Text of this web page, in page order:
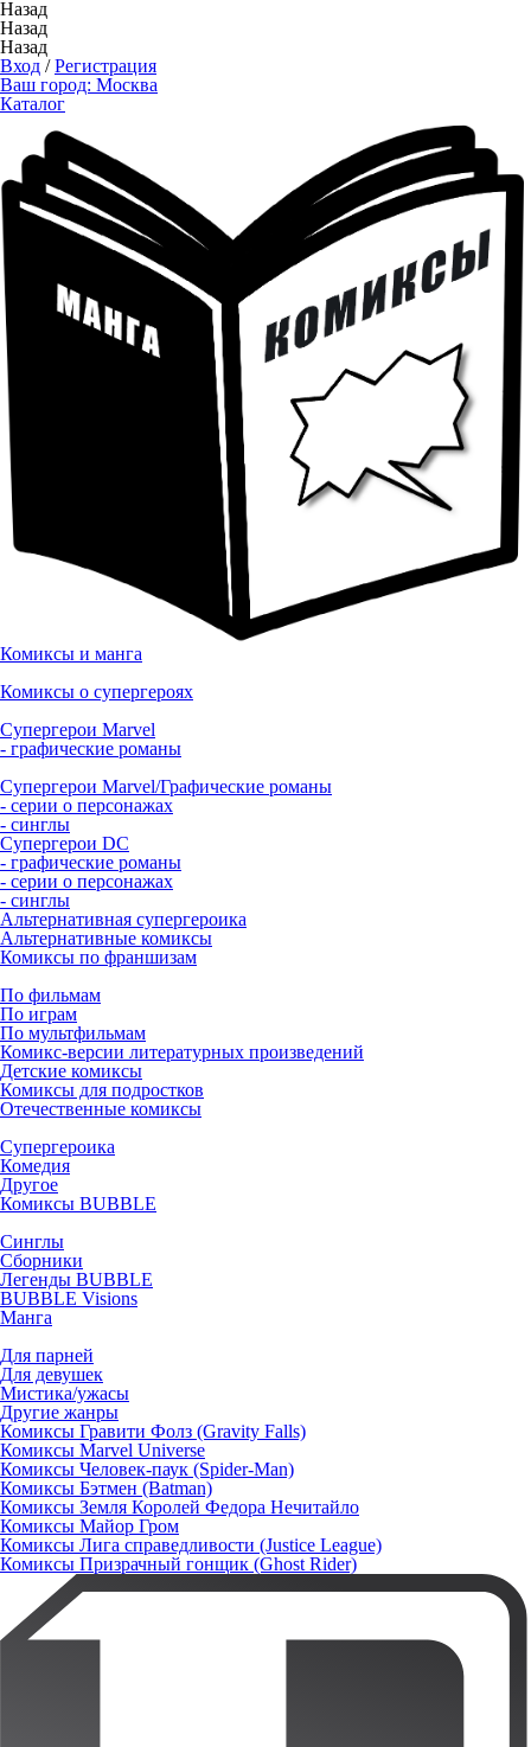
Назад
Назад
Назад
Вход /Регистрация
Ваш город: Москва
Каталог
Комиксы и манга
Комиксы о супергероях
Супергерои Marvel
- графические романы
Супергерои Marvel/Графические романы
- серии о персонажах
- синглы
Супергерои DC
- графические романы
- серии о персонажах
- синглы
Альтернативная супергероика
Альтернативные комиксы
Комиксы по франшизам
По фильмам
По играм
По мультфильмам
Комикс-версии литературных произведений
Детские комиксы
Комиксы для подростков
Отечественные комиксы
Супергероика
Комедия
Другое
Комиксы BUBBLE
Синглы
Сборники
Легенды BUBBLE
BUBBLE Visions
Манга
Для парней
Для девушек
Мистика/ужасы
Другие жанры
Комиксы Гравити Фолз (Gravity Falls)
Комиксы Marvel Universe
Комиксы Человек-паук (Spider-Man)
Комиксы Бэтмен (Batman)
Комиксы Земля Королей Федора Нечитайло
Комиксы Майор Гром
Комиксы Лига справедливости (Justice League)
Комиксы Призрачный гонщик (Ghost Rider)